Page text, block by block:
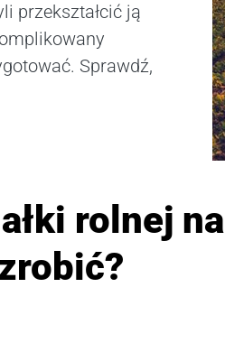
przekształcić ją
Sprawdź,
rolnej na